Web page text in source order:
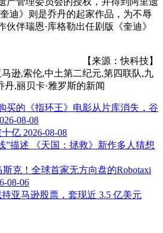
迪》则是乔丹的起家作品，为不辱
伴瑞恩·库格勒出任剧版《奎迪》
【来源：快科技】
逊,索伦,中土第二纪元,第四联队,九
丹,丽贝卡·雅罗斯的新闻
买的《指环王》电影从片库消失，谷
08-08
十亿 2026-08-08
”描述 《天国：拯救》新作多人猜想
克！全球首家无方向盘的Robotaxi
08-06
亚马逊股票，套现近 3.5 亿美元